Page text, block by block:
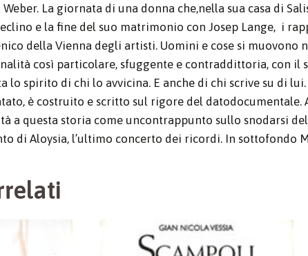
La giornata di una donna che,nella sua casa di
e la fine del suo matrimonio con Josep Lange, i
della Vienna degli artisti. Uomini e cose si
così particolare, sfuggente e contraddittoria, con
lo spirito di chi lo avvicina. E anche di chi scrive su di
è costruito e scritto sul rigore del
a questa storia come uncontrappunto sullo snodarsi
di Aloysia, l’ultimo concerto dei ricordi. In